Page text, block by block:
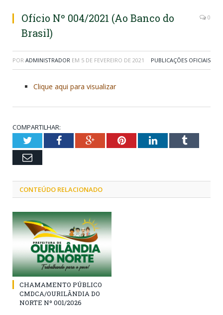
Ofício Nº 004/2021 (Ao Banco do
Brasil)
0
POR ADMINISTRADOR EM 5 DE FEVEREIRO DE 2021 PUBLICAÇÕES OFICIAIS
Clique aqui para visualizar
COMPARTILHAR:
TwitterFacebookGoogle+PinterestLinkedInTumblr
Email
CONTEÚDO RELACIONADO
CHAMAMENTO PÚBLICO
CMDCA/OURILÂNDIA DO
NORTE Nº 001/2026